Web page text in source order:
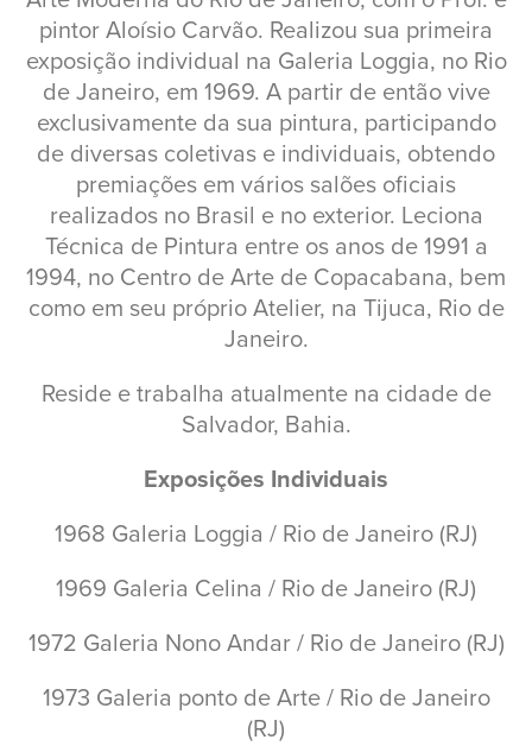
pintor Aloísio Carvão. Realizou sua primeira
exposição individual na Galeria Loggia, no Rio
de Janeiro, em 1969. A partir de então vive
exclusivamente da sua pintura, participando
de diversas coletivas e individuais, obtendo
premiações em vários salões oficiais
realizados no Brasil e no exterior. Leciona
Técnica de Pintura entre os anos de 1991 a
1994, no Centro de Arte de Copacabana, bem
como em seu próprio Atelier, na Tijuca, Rio de
Janeiro.
Reside e trabalha atualmente na cidade de
Salvador, Bahia.
Exposições Individuais
1968 Galeria Loggia / Rio de Janeiro (RJ)
1969 Galeria Celina / Rio de Janeiro (RJ)
1972 Galeria Nono Andar / Rio de Janeiro (RJ)
1973 Galeria ponto de Arte / Rio de Janeiro
(RJ)